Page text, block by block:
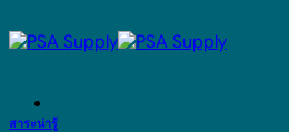
to
สาระน่ารู้